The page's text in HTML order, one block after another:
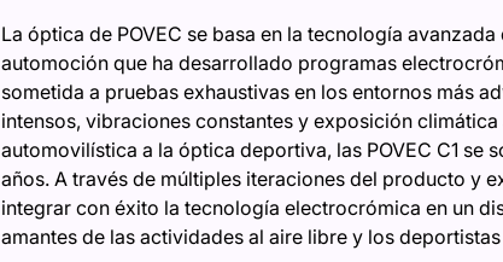
La óptica de POVEC se basa en la tecnología
automoción que ha desarrollado programas
sometida a pruebas exhaustivas en los entornos más
intensos, vibraciones constantes y exposición
automovilística a la óptica deportiva, las POVEC C1
años. A través de múltiples iteraciones del producto y
integrar con éxito la tecnología electrocrómica en un
amantes de las actividades al aire libre y los